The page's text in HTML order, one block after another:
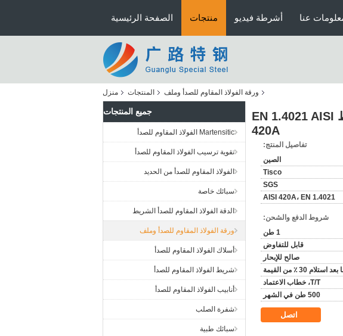
الصفحة الرئيسية منتجات أشرطة فيديو عنا
منزل المنتجات ورقة الفولاذ المقاوم للصدأ وملف
جميع المنتجات
Martensitic الفولاذ المقاوم للصدأ
تقوية ترسيب الفولاذ المقاوم للصدأ
الفولاذ المقاوم للصدأ من الحديد
سبائك خاصة
الدقة الفولاذ المقاوم للصدأ الشريط
ورقة الفولاذ المقاوم للصدأ وملف
أسلاك الفولاذ المقاوم للصدأ
شريط الفولاذ المقاوم للصدأ
أنابيب الفولاذ المقاوم للصدأ
شفرة الصلب
سبائك طبية
صفائح الفولاذ المقاوم للصدأ المدرفلة على الساخن وملف الشريط EN 1.4021 AISI
420A
تفاصيل المنتج:
الصين
Tisco
SGS
AISI 420A، EN 1.4021
شروط الدفع والشحن:
1 طن
قابل للتفاوض
صالح للإبحار
T/T، خطاب الاعتماد
500 طن في الشهر
اتصل